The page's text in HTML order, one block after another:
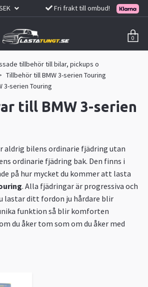
Fri frakt till ombud!
0
tillbehör till bilar, pickups o
Tillbehör till BMW 3-serien Touring
3-serien Touring
till BMW 3-serien
aldrig bilens ordinarie fjädring utan
ordinarie fjädring bak. Den finns i
på hur mycket du kommer att lasta
. Alla fjädringar är progressiva och
lastar ditt fordon ju hårdare blir
funktion så blir komforten
du åker tom som om du åker med